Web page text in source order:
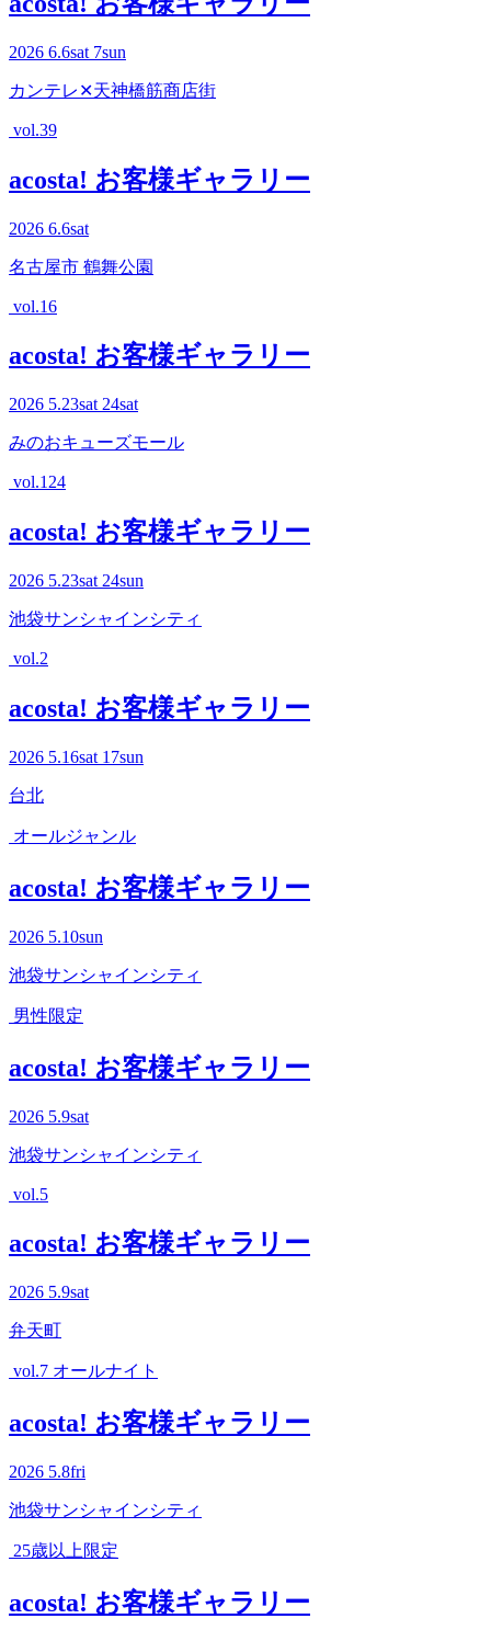
2026 6.6sat 7sun
カンテレ✕天神橋筋商店街
vol.39
acosta! お客様ギャラリー
2026 6.6sat
名古屋市 鶴舞公園
vol.16
acosta! お客様ギャラリー
2026 5.23sat 24sat
みのおキューズモール
vol.124
acosta! お客様ギャラリー
2026 5.23sat 24sun
池袋サンシャインシティ
vol.2
acosta! お客様ギャラリー
2026 5.16sat 17sun
台北
オールジャンル
acosta! お客様ギャラリー
2026 5.10sun
池袋サンシャインシティ
男性限定
acosta! お客様ギャラリー
2026 5.9sat
池袋サンシャインシティ
vol.5
acosta! お客様ギャラリー
2026 5.9sat
弁天町
vol.7 オールナイト
acosta! お客様ギャラリー
2026 5.8fri
池袋サンシャインシティ
25歳以上限定
acosta! お客様ギャラリー